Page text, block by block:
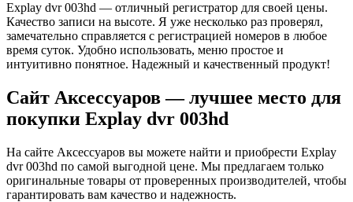
Explay dvr 003hd — отличный регистратор для своей цены.
Качество записи на высоте. Я уже несколько раз проверял,
замечательно справляется с регистрацией номеров в любое
время суток. Удобно использовать, меню простое и
интуитивно понятное. Надежный и качественный продукт!
Сайт Аксессуаров — лучшее место для
покупки Explay dvr 003hd
На сайте Аксессуаров вы можете найти и приобрести Explay
dvr 003hd по самой выгодной цене. Мы предлагаем только
оригинальные товары от проверенных производителей, чтобы
гарантировать вам качество и надежность.